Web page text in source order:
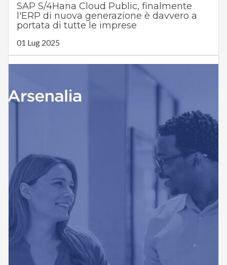
SAP S/4Hana Cloud Public, finalmente
l'ERP di nuova generazione è davvero a
portata di tutte le imprese
01 Lug 2025